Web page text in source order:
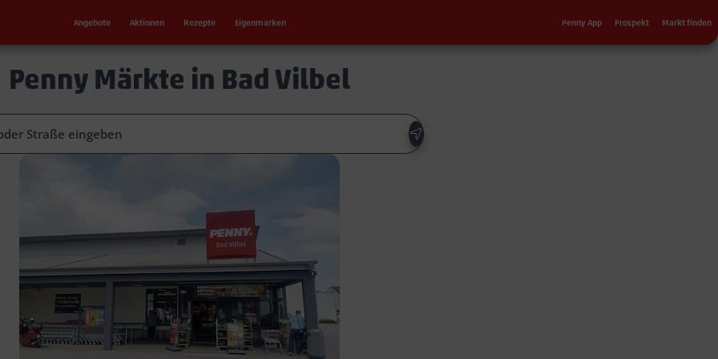
Angebote Aktionen Rezepte Eigenmarken Sekundärnavigation
Penny App Prospekt Markt finden
Penny Märkte in Bad Vilbel